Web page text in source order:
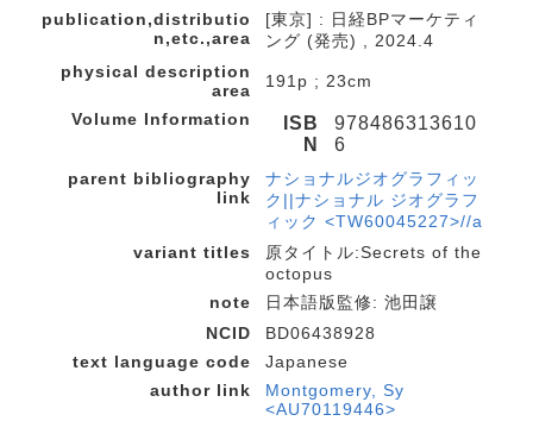
publication,distributio
n,etc.,area
[東京] : 日経BPマーケティ
ング (発売) , 2024.4
physical description
area
191p ; 23cm
Volume Information
ISB
N
978486313610
6
parent bibliography
link
ナショナルジオグラフィッ
ク||ナショナル ジオグラフ
ィック <TW60045227>//a
variant titles
原タイトル:Secrets of the
octopus
note
日本語版監修: 池田譲
NCID
BD06438928
text language code
Japanese
author link
Montgomery, Sy
<AU70119446>